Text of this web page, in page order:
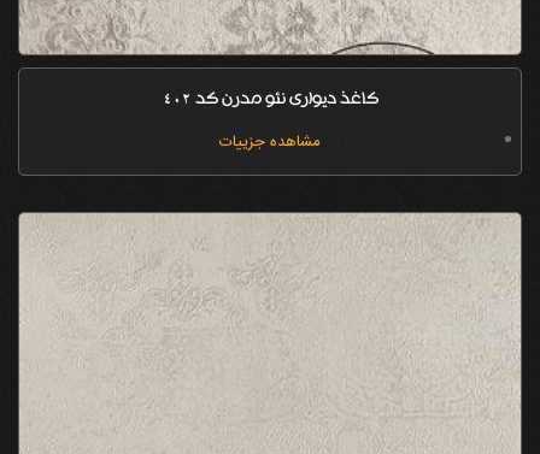
کاغذ دیواری نئو مدرن کد 402
مشاهده جزییات